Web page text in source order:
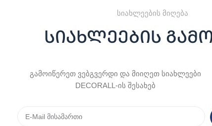
სიახლეების მიღება
სიახლეების
გამოიწერეთ ვებგვერდი და მიიღეთ სიახლეები
DECORALL-ის შესახებ